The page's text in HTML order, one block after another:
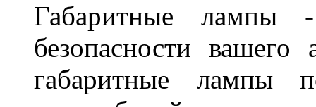
Габаритные лампы
безопасности
габаритные лампы